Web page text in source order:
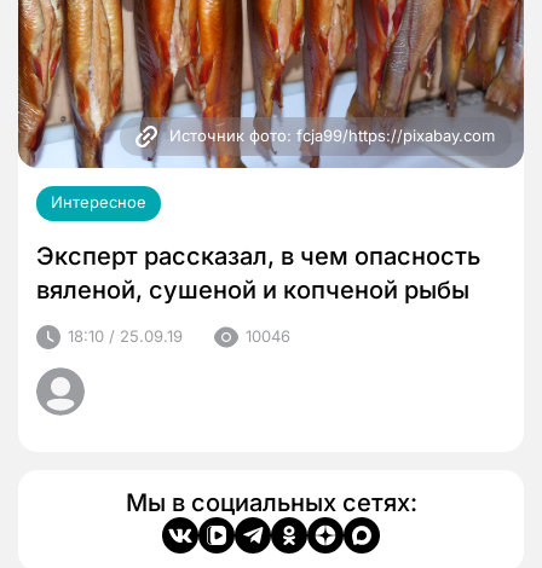
Источник фото: fcja99/https://pixabay.com
Интересное
Эксперт рассказал, в чем опасность
вяленой, сушеной и копченой рыбы
18:10 / 25.09.19 10046
Мы в социальных сетях: